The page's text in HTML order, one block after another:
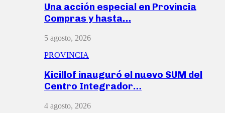
Una acción especial en Provincia
Compras y hasta…
5 agosto, 2026
PROVINCIA
Kicillof inauguró el nuevo SUM del
Centro Integrador…
4 agosto, 2026